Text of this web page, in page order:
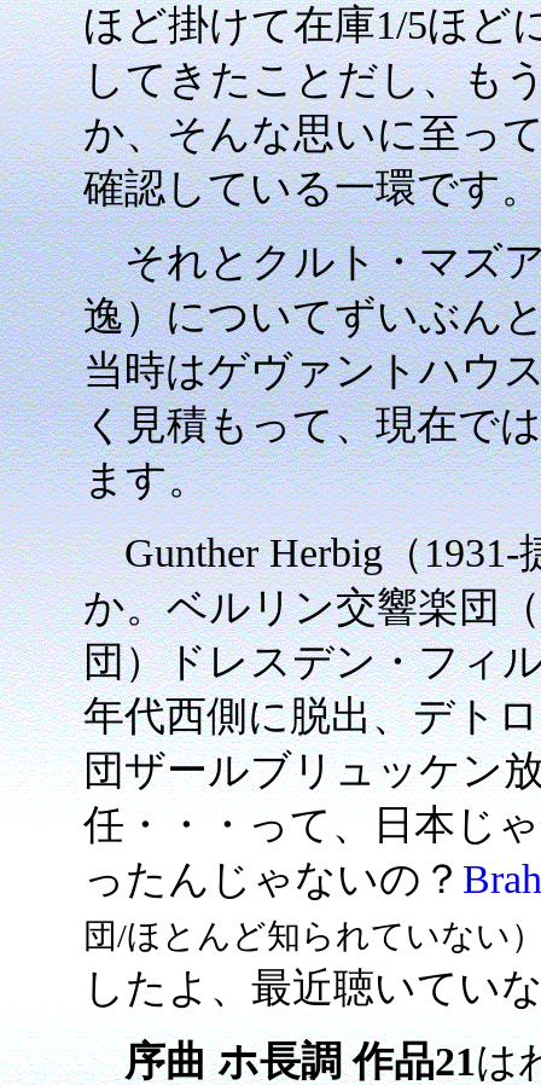
ほど掛けて在庫1/5ほど
してきたことだし、も
か、そんな思いに至っ
確認している一環です
それとクルト・マズア
逸）についてずいぶん
当時はゲヴァントハウ
く見積もって、現在で
ます。
Gunther Herbig（
か。ベルリン交響楽団
団）ドレスデン・フィ
年代西側に脱出、デト
団ザールブリュッケン
任・・・って、日本じ
ったんじゃないの？
団/ほとんど知られていない
したよ、最近聴いてい
序曲 ホ長調 作品21は